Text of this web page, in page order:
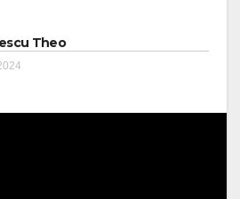
Theo